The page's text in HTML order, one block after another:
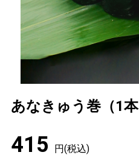
あなきゅう巻（1本
415 円(税込)